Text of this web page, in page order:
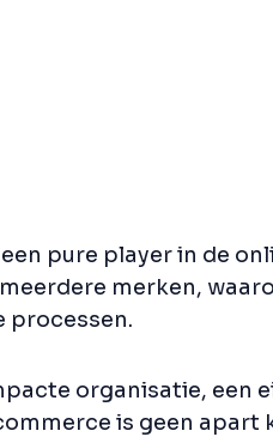
pure player in de
merken,
processen.
organisatie, een
is geen apart